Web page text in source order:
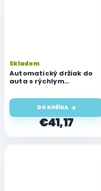
Automatický držiak do
auta s rýchlym
FIXED Matic, 15 W, čierny
Skladem
€41,17
DO KOŠÍKA